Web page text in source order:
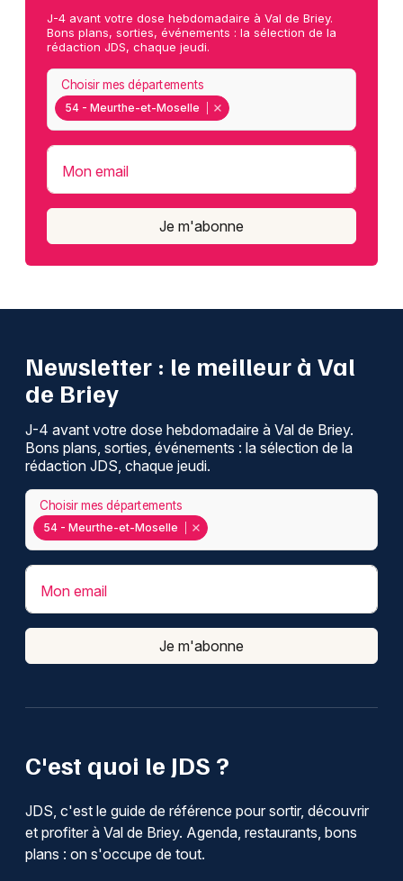
J-4 avant votre dose hebdomadaire à Val de Briey.
Bons plans, sorties, événements : la sélection de la
rédaction JDS, chaque jeudi.
54 - Meurthe-et-Moselle
Choisir mes départements
Mon email
Je m'abonne
C'est quoi le JDS ?
JDS, c'est le guide de référence pour sortir, découvrir
et profiter à Val de Briey. Agenda, restaurants, bons
plans : on s'occupe de tout.
Newsletter : le meilleur à Val
de Briey
J-4 avant votre dose hebdomadaire à Val de Briey.
Bons plans, sorties, événements : la sélection de la
rédaction JDS, chaque jeudi.
54 - Meurthe-et-Moselle
Choisir mes départements
Mon email
Je m'abonne